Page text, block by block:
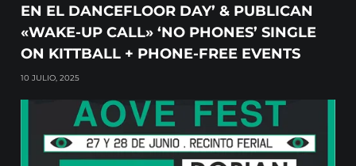
EN EL DANCEFLOOR DAY’ & PUBLICAN
«WAKE-UP CALL» ‘NO PHONES’ SINGLE
ON KITTBALL + PHONE-FREE EVENTS
10 JULIO, 2025